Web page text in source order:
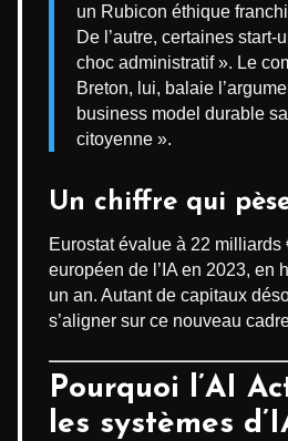
un Rubicon éthique
De l’autre, certaines start-
choc administratif ». Le
Breton, lui, balaie
business model durable
citoyenne ».
Un chiffre qui
Eurostat évalue à 22 milliards
européen de l’IA en 2023, en
un an. Autant de capitaux
s’aligner sur ce nouveau
Pourquoi l’AI
les systèmes